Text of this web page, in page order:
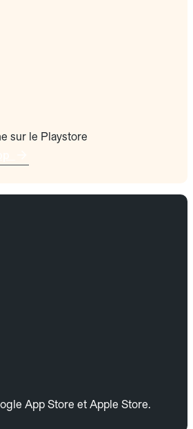
sur le Playstore
App Store et Apple Store.